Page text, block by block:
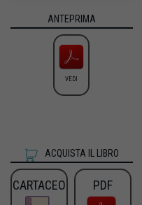
ANTEPRIMA
VEDI
ACQUISTA IL LIBRO
CARTACEO PDF